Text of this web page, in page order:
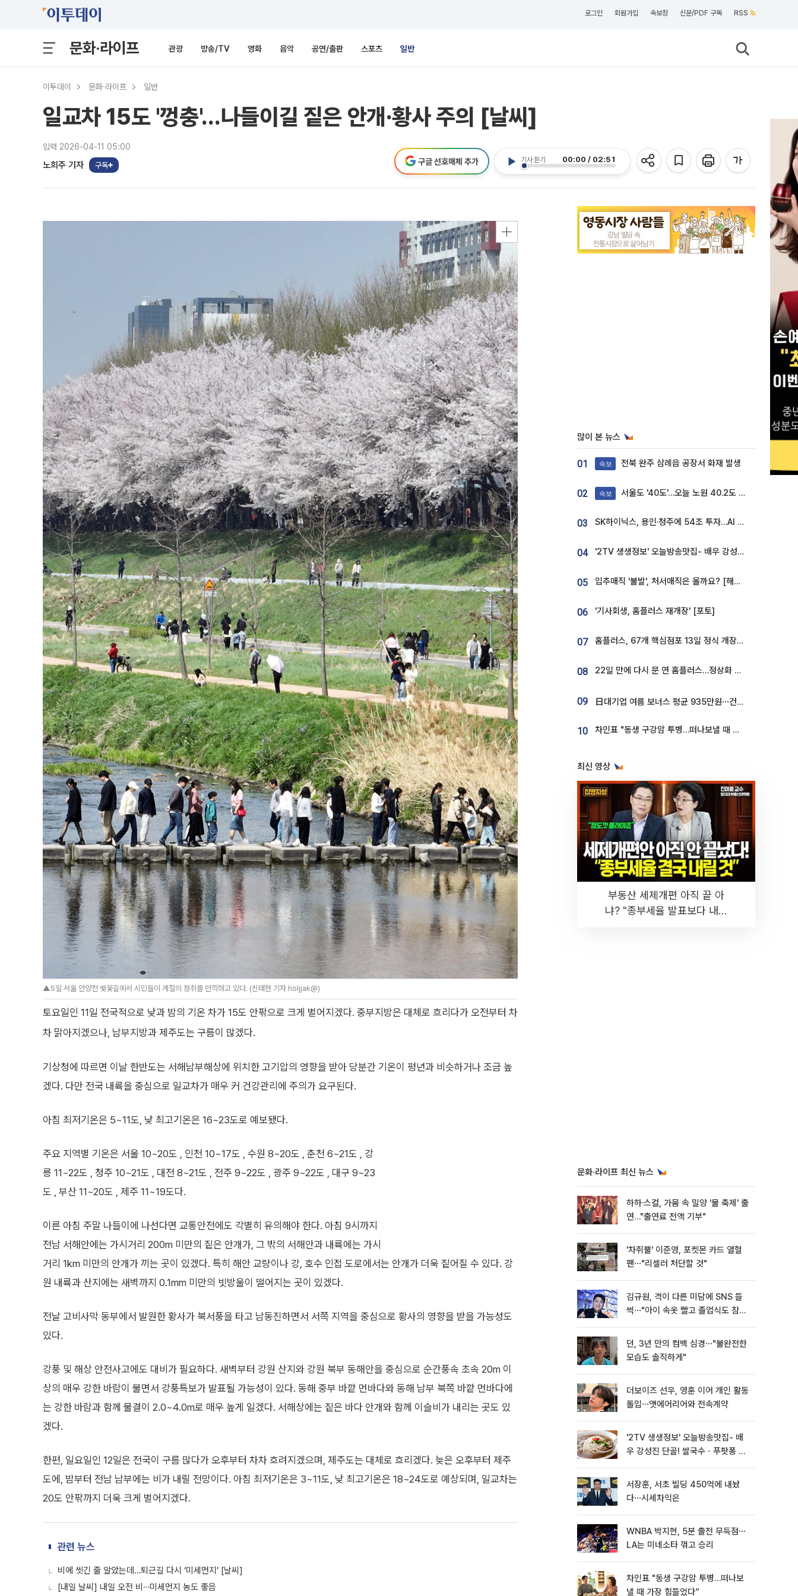
로그인 회원가입 속보창 신문/PDF 구독 RSS
문화·라이프 관광 방송/TV 영화 음악 공연/출판 스포츠 일반
이투데이 문화·라이프 일반
일교차 15도 '껑충'…나들이길 짙은 안개·황사 주의 [날씨]
입력 2026-04-11 05:00
노희주 기자 구독
기사 듣기 00:00 / 02:51
구글 선호매체 추가
▲5일 서울 안양천 벚꽃길에서 시민들이 계절의 정취를 만끽하고 있다. (신태현 기자 holjjak@)
토요일인 11일 전국적으로 낮과 밤의 기온 차가 15도 안팎으로 크게 벌어지겠다. 중부지방은 대체로 흐리다가 오전부터 차
차 맑아지겠으나, 남부지방과 제주도는 구름이 많겠다.
기상청에 따르면 이날 한반도는 서해남부해상에 위치한 고기압의 영향을 받아 당분간 기온이 평년과 비슷하거나 조금 높
겠다. 다만 전국 내륙을 중심으로 일교차가 매우 커 건강관리에 주의가 요구된다.
아침 최저기온은 5~11도, 낮 최고기온은 16~23도로 예보됐다.
주요 지역별 기온은 서울 10~20도 , 인천 10~17도 , 수원 8~20도 , 춘천 6~21도 , 강
릉 11~22도 , 청주 10~21도 , 대전 8~21도 , 전주 9~22도 , 광주 9~22도 , 대구 9~23
도 , 부산 11~20도 , 제주 11~19도다.
이른 아침 주말 나들이에 나선다면 교통안전에도 각별히 유의해야 한다. 아침 9시까지
전남 서해안에는 가시거리 200m 미만의 짙은 안개가, 그 밖의 서해안과 내륙에는 가시
거리 1km 미만의 안개가 끼는 곳이 있겠다. 특히 해안 교량이나 강, 호수 인접 도로에서는 안개가 더욱 짙어질 수 있다. 강
원 내륙과 산지에는 새벽까지 0.1mm 미만의 빗방울이 떨어지는 곳이 있겠다.
전날 고비사막 동부에서 발원한 황사가 북서풍을 타고 남동진하면서 서쪽 지역을 중심으로 황사의 영향을 받을 가능성도
있다.
강풍 및 해상 안전사고에도 대비가 필요하다. 새벽부터 강원 산지와 강원 북부 동해안을 중심으로 순간풍속 초속 20m 이
상의 매우 강한 바람이 불면서 강풍특보가 발표될 가능성이 있다. 동해 중부 바깥 먼바다와 동해 남부 북쪽 바깥 먼바다에
는 강한 바람과 함께 물결이 2.0~4.0m로 매우 높게 일겠다. 서해상에는 짙은 바다 안개와 함께 이슬비가 내리는 곳도 있
겠다.
한편, 일요일인 12일은 전국이 구름 많다가 오후부터 차차 흐려지겠으며, 제주도는 대체로 흐리겠다. 늦은 오후부터 제주
도에, 밤부터 전남 남부에는 비가 내릴 전망이다. 아침 최저기온은 3~11도, 낮 최고기온은 18~24도로 예상되며, 일교차는
20도 안팎까지 더욱 크게 벌어지겠다.
관련 뉴스
비에 씻긴 줄 알았는데…퇴근길 다시 ‘미세먼지’ [날씨]
[내일 날씨] 내일 오전 비⋯미세먼지 농도 좋음
많이 본 뉴스
01 속보 전북 완주 삼례읍 공장서 화재 발생
02 속보 서울도 '40도'…오늘 노원 40.2도 기록
03 SK하이닉스, 용인·청주에 54조 투자…AI 메모리 생산기지 키운다
04 '2TV 생생정보' 오늘방송맛집- 배우 강성진 단골! 쌀국수ㆍ푸팟퐁 커리 맛집 '블○○○'
05 입추매직 '불발', 처서매직은 올까요? [해시태그]
06 '기사회생, 홈플러스 재개장' [포토]
07 홈플러스, 67개 핵심점포 13일 정식 개장…영업 재개 속도
08 22일 만에 다시 문 연 홈플러스…정상화 바쁜데 재고 없어 ‘발동동’[가보니]
09 日대기업 여름 보너스 평균 935만원⋯건설회사 1800만 넘어
10 차인표 "동생 구강암 투병…떠나보낼 때 가장 힘들었다”
최신 영상
부동산 세제개편 아직 끝 아
냐? "종부세율 발표보다 내릴
문화·라이프 최신 뉴스
하하·스컬, 가뭄 속 밀양 '물 축제' 출
연…"출연료 전액 기부"
'차쥐뿔' 이준영, 포켓몬 카드 열혈
팬⋯"리셀러 처단할 것"
김규원, 격이 다른 미담에 SNS 들
썩⋯"아이 속옷 빨고 졸업식도 참
던, 3년 만의 컴백 심경⋯"불완전한
모습도 솔직하게"
더보이즈 선우, 영훈 이어 개인 활동
돌입⋯앳에어리어와 전속계약
'2TV 생생정보' 오늘방송맛집- 배
우 강성진 단골! 쌀국수ㆍ푸팟퐁 커
서장훈, 서초 빌딩 450억에 내놨
다⋯시세차익은
WNBA 박지현, 5분 출전 무득점⋯
LA는 미네소타 꺾고 승리
차인표 "동생 구강암 투병…떠나보
낼 때 가장 힘들었다”